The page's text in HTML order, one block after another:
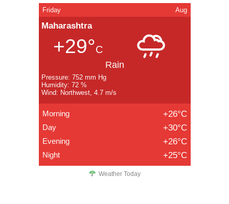
Friday Aug
Maharashtra
+29°C
Rain
Pressure: 752 mm Hg
Humidity: 72 %
Wind: Northwest, 4.7 m/s
Morning +26°C
Day +30°C
Evening +26°C
Night +25°C
Weather Today